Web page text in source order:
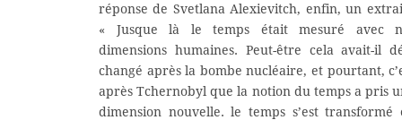
réponse de Svetlana Alexievitch, enfin, un
« Jusque là le temps était mesuré avec
dimensions humaines. Peut-être cela avait-il
changé après la bombe nucléaire, et pourtant,
après Tchernobyl que la notion du temps a pris
dimension nouvelle. le temps s’est transformé